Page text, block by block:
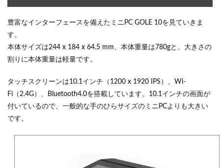
豊富なインターフェースを備えたミニPC GOLE 10を見ていきま
す。
本体サイズは244 x 184 x 64.5 mm、本体重量は780gと、大きさの
割りに本体重量は軽量です。
タッチスクリーンは10.1インチ（1200 x 1920 IPS）、Wi-
Fi（2.4G）、Bluetooth4.0を搭載しています。10.1インチの画面が
付いているので、一般的な手のひらサイズのミニPCよりも大きい
です。